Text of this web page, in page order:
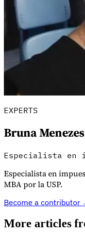
Guías
EXPERTS
Bruna Menezes
Especialista en
Especialista en
MBA por la USP.
Become a contributor
More articles